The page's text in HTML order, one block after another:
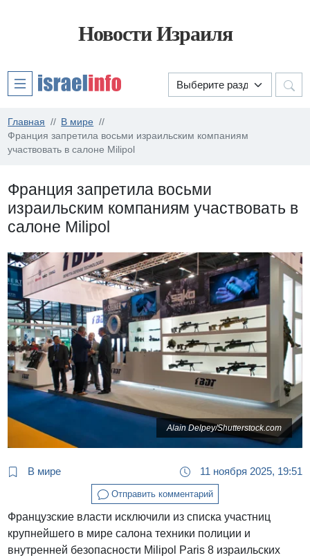
Новости Израиля
Главная
В мире
Франция запретила восьми израильским компаниям
участвовать в салоне Milipol
Франция запретила восьми
израильским компаниям участвовать в
салоне Milipol
Alain Delpey/Shutterstock.com
В мире 11 ноября 2025, 19:51
Отправить комментарий
Французские власти исключили из списка участниц
крупнейшего в мире салона техники полиции и
внутренней безопасности Milipol Paris 8 израильских